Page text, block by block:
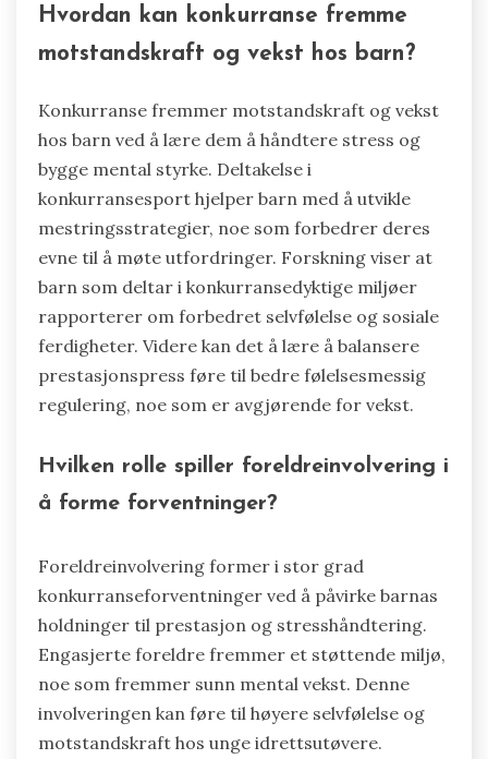
Hvordan kan konkurranse fremme
motstandskraft og vekst hos barn?
Konkurranse fremmer motstandskraft og vekst
hos barn ved å lære dem å håndtere stress og
bygge mental styrke. Deltakelse i
konkurransesport hjelper barn med å utvikle
mestringsstrategier, noe som forbedrer deres
evne til å møte utfordringer. Forskning viser at
barn som deltar i konkurransedyktige miljøer
rapporterer om forbedret selvfølelse og sosiale
ferdigheter. Videre kan det å lære å balansere
prestasjonspress føre til bedre følelsesmessig
regulering, noe som er avgjørende for vekst.
Hvilken rolle spiller foreldreinvolvering i
å forme forventninger?
Foreldreinvolvering former i stor grad
konkurranseforventninger ved å påvirke barnas
holdninger til prestasjon og stresshåndtering.
Engasjerte foreldre fremmer et støttende miljø,
noe som fremmer sunn mental vekst. Denne
involveringen kan føre til høyere selvfølelse og
motstandskraft hos unge idrettsutøvere.